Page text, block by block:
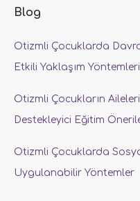
Blog
Otizmli Çocuklarda
Etkili Yaklaşım Yöntemleri
Otizmli Çocukların
Destekleyici Eğitim
Otizmli Çocuklarda
Uygulanabilir Yöntemler